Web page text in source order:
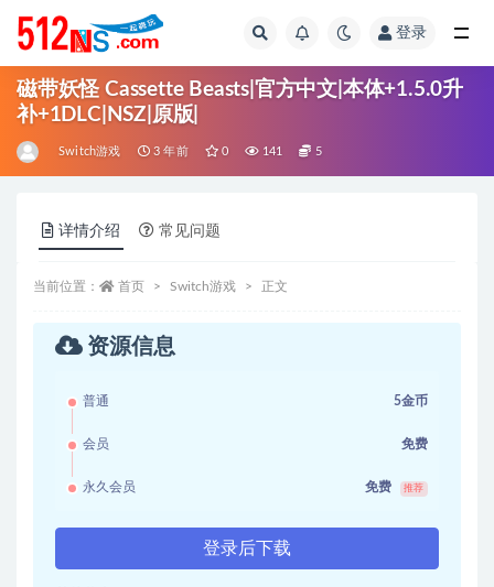
登录
磁带妖怪 Cassette Beasts|官方中文|本体+1.5.0升
补+1DLC|NSZ|原版|
Switch游戏 3 年前 0 141 5
详情介绍 常见问题
当前位置： 首页 Switch游戏 正文
资源信息
普通 5金币
会员 免费
永久会员 免费 推荐
登录后下载